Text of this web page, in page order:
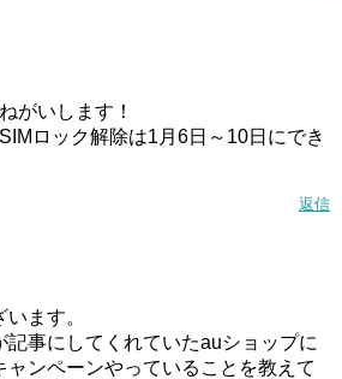
がいします！
ロック解除は1月6日～10日にでき
返信
ます。
記事にしてくれていたauショップに
ャンペーンやっていることを教えて